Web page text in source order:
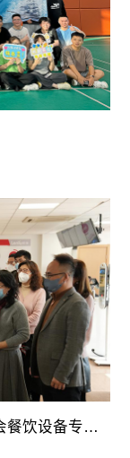
学习互访、成果交流，江苏省轻工协会餐饮设备专业委员会领导莅临我司参观指导